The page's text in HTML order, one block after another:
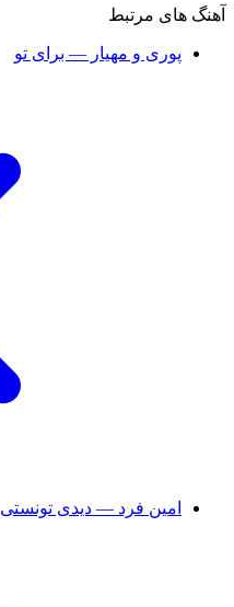
آهنگ های مرتبط
پوری و مهیار — برای تو
امین فرد — دیدی تونستی